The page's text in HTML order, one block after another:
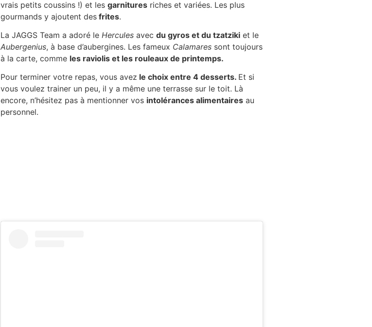
vrais petits coussins !) et les garnitures riches et variées. Les plus
gourmands y ajoutent des frites.
La JAGGS Team a adoré le Hercules avec du gyros et du tzatziki et le
Aubergenius, à base d’aubergines. Les fameux Calamares sont toujours
à la carte, comme les raviolis et les rouleaux de printemps.
Pour terminer votre repas, vous avez le choix entre 4 desserts. Et si
vous voulez trainer un peu, il y a même une terrasse sur le toit. Là
encore, n’hésitez pas à mentionner vos intolérances alimentaires au
personnel.